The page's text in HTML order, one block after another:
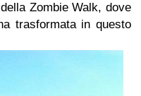
Zombie Walk, dove
trasformata in questo